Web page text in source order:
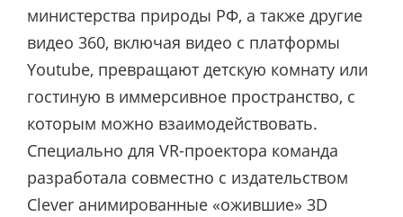
министерства природы РФ, а также другие
видео 360, включая видео с платформы
Youtube, превращают детскую комнату или
гостиную в иммерсивное пространство, с
которым можно взаимодействовать.
Специально для VR-проектора команда
разработала совместно с издательством
Clever анимированные «ожившие» 3D